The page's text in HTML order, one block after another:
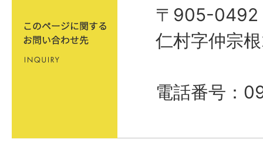
〒905-0492
仁村字仲宗
電話番号：